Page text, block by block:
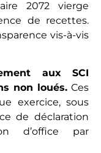
2072 vierge
de recettes.
vis-à-vis
aux SCI
non loués. Ces
exercice, sous
de déclaration
d’office par